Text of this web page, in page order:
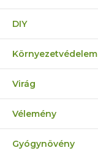
DIY
Környezetvédelem
Virág
Vélemény
Gyógynövény